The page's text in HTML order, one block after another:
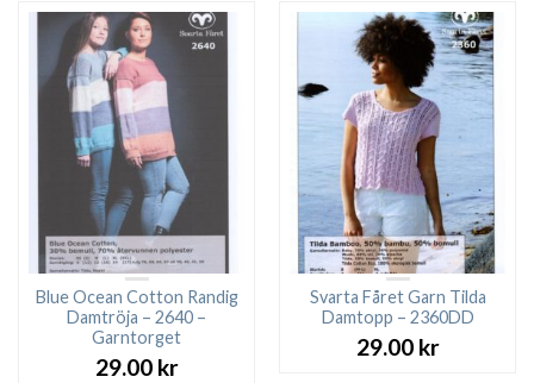
Blue Ocean Cotton Randig
Damtröja – 2640 –
Garntorget
29.00 kr
Svarta Fåret Garn Tilda
Damtopp – 2360DD
29.00 kr